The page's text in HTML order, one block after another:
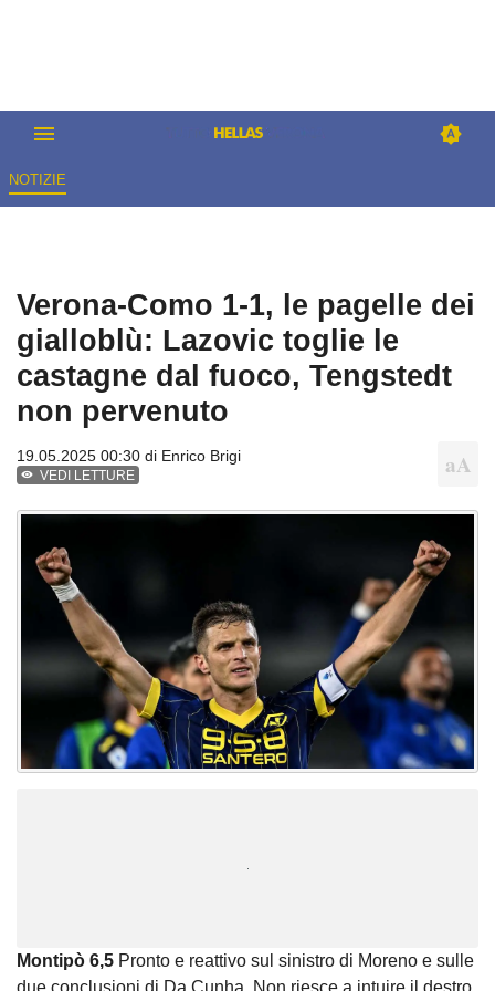
NOTIZIE
Verona-Como 1-1, le pagelle dei
gialloblù: Lazovic toglie le
castagne dal fuoco, Tengstedt
non pervenuto
19.05.2025 00:30 di Enrico Brigi
VEDI LETTURE
Montipò 6,5 Pronto e reattivo sul sinistro di Moreno e sulle